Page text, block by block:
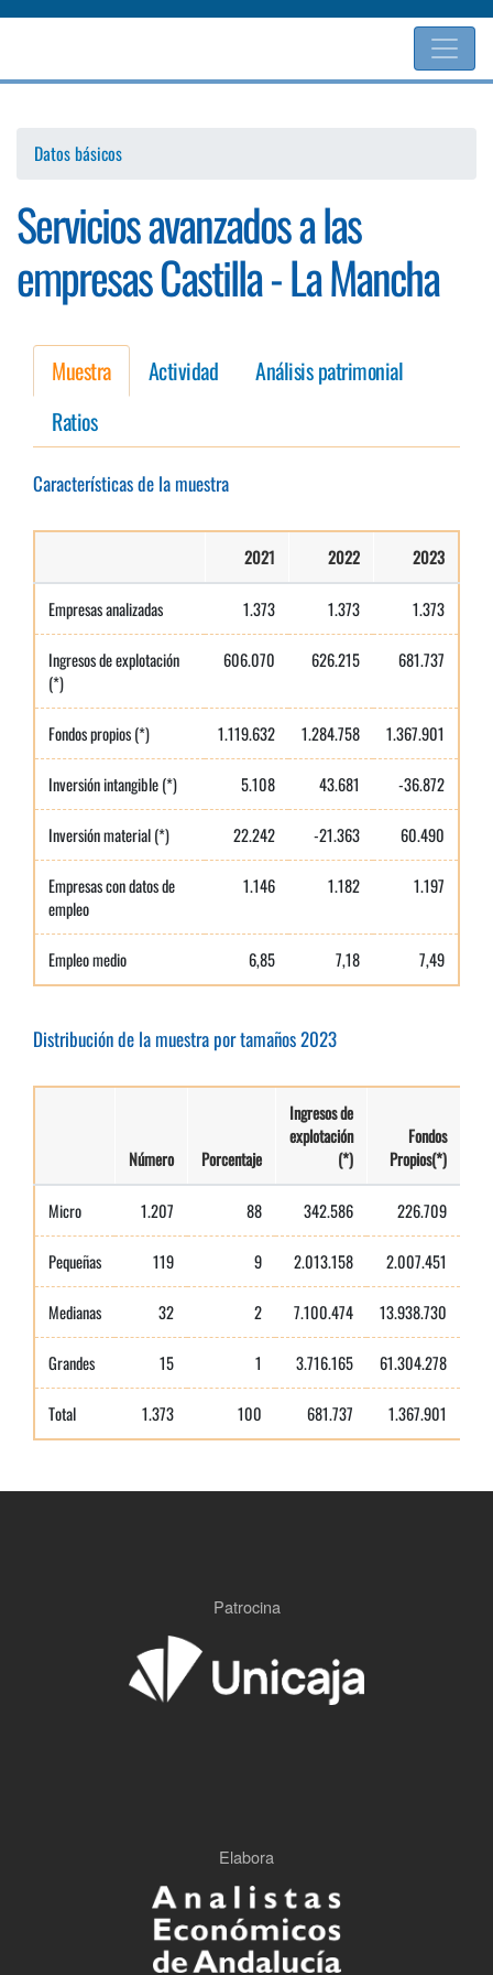
Pasar
contenido
Datos básicos
Servicios avanzados a las
empresas Castilla - La Mancha
Muestra Actividad
Análisis patrimonial
Ratios
Características de la muestra
2021 2022 2023
Empresas analizadas 1.373 1.373 1.373
Ingresos de explotación
(*)
606.070 626.215 681.737
Fondos propios (*) 1.119.632 1.284.758 1.367.901
Inversión intangible (*) 5.108 43.681 -36.872
Inversión material (*) 22.242 -21.363 60.490
Empresas con datos de
empleo
1.146 1.182 1.197
Empleo medio 6,85 7,18 7,49
Distribución de la muestra por tamaños 2023
Número Porcentaje
Ingresos de
explotación
(*)
Fondos
Propios(*)
Micro 1.207 88 342.586 226.709
Pequeñas 119 9 2.013.158 2.007.451
Medianas 32 2 7.100.474 13.938.730
Grandes 15 1 3.716.165 61.304.278
Total 1.373 100 681.737 1.367.901
Patrocina
Elabora